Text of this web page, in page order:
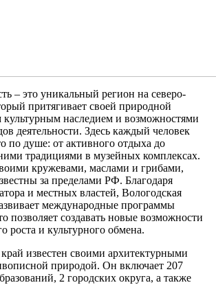
– это уникальный регион на северо-
притягивает своей природной
культурным наследием и возможностями
деятельности. Здесь каждый человек
по душе: от активного отдыха до
традициями в музейных комплексах.
кружевами, маслами и грибами,
за пределами РФ. Благодаря
и местных властей, Вологодская
международные программы
позволяет создавать новые возможности
роста и культурного обмена.
известен своими архитектурными
природой. Он включает 207
2 городских округа, а также